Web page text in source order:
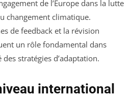
de l’Europe dans la lutte
changement climatique.
de feedback et la révision
un rôle fondamental dans
stratégies d’adaptation.
international